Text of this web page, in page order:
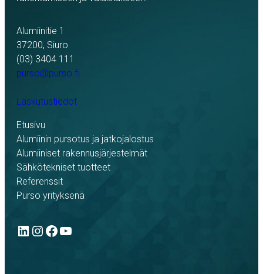
Alumiinitie 1
37200, Siuro
(03) 3404 111
purso@purso.fi
Laskutustiedot
Etusivu
Alumiinin pursotus ja jatkojalostus
Alumiiniset rakennusjärjestelmät
Sähkötekniset tuotteet
Referenssit
Purso yrityksenä
LinkedIn
Instagram
Facebook
YouTube